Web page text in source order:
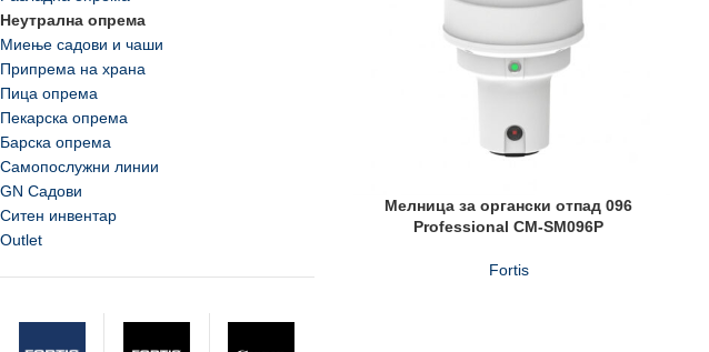
Неутрална опрема
Миење садови и чаши
Припрема на храна
Пица опрема
Пекарска опрема
Барска опрема
Самопослужни линии
GN Садови
Ситен инвентар
Outlet
Мелница за органски отпад 096
Professional CM-SM096P
Fortis